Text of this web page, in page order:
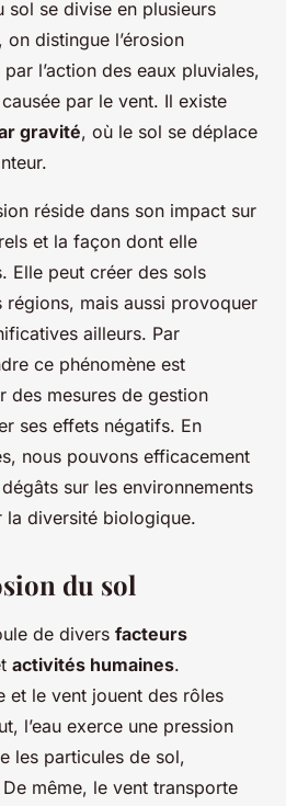
sol se divise en plusieurs
distingue l’érosion
l’action des eaux pluviales,
par le vent. Il existe
gravité, où le sol se déplace
réside dans son impact sur
et la façon dont elle
Elle peut créer des sols
régions, mais aussi provoquer
ailleurs. Par
ce phénomène est
des mesures de gestion
ses effets négatifs. En
nous pouvons efficacement
sur les environnements
la diversité biologique.
du sol
de divers facteurs
activités humaines.
et le vent jouent des rôles
l’eau exerce une pression
les particules de sol,
même, le vent transporte